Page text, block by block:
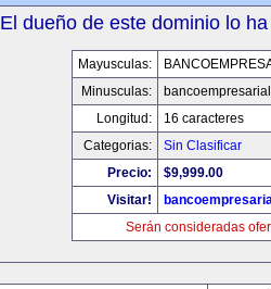
El dueño de este dominio lo
Mayusculas:
Minusculas:
Longitud:
16 caracteres
Categorias:
Sin Clasificar
Precio:
$9,999.00
Visitar!
Serán consideradas